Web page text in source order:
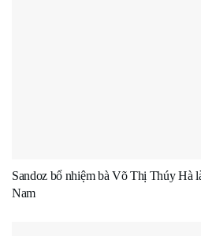
Sandoz bổ nhiệm bà Võ Thị Thúy Hà
Nam